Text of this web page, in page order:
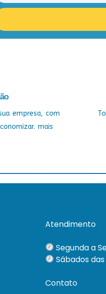
empresa, com
mais
Atendimento
Segunda a
Sábados das
Contato